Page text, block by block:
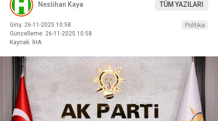
Neslihan Kaya TÜM YAZILARI
Giriş: 26-11-2025 10:58
Güncelleme: 26-11-2025 10:58
Kaynak: İHA
Politika